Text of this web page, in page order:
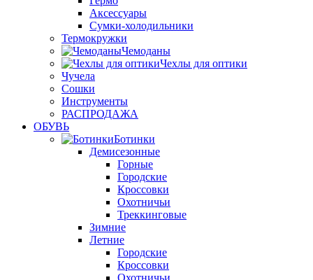
Аксессуары
Сумки-холодильники
Термокружки
Чемоданы
Чехлы для оптики
Чучела
Сошки
Инструменты
РАСПРОДАЖА
ОБУВЬ
Ботинки
Демисезонные
Горные
Городские
Кроссовки
Охотничьи
Треккинговые
Зимние
Летние
Городские
Кроссовки
Охотничьи